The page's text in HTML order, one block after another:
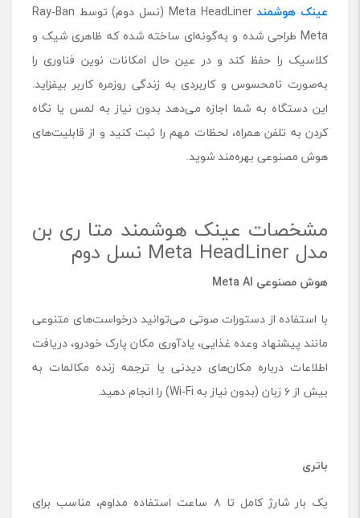
عینک هوشمند
Meta HeadLiner (نسل دوم) توسط Ray‑Ban
Meta طراحی شده و به‌گونه‌ای ساخته شده که ظاهری شیک و
کلاسیک را حفظ کند و در عین حال امکانات نوین فناوری را
به‌صورت نامحسوس و کاربردی به زندگی روزمره کاربر بیفزاید.
این دستگاه به شما اجازه می‌دهد بدون نیاز به لمس یا نگاه
کردن به تلفن همراه، لحظات مهم را ثبت کنید و از قابلیت‌های
هوش مصنوعی بهره‌مند شوید.
مشخصات عینک هوشمند متا ری بن
مدل Meta HeadLiner نسل دوم
هوش مصنوعی Meta AI
با استفاده از دستورات صوتی می‌توانید درخواست‌های متنوعی
مانند پیشنهاد وعده غذایی، یادآوری مکان پارک خودرو، دریافت
اطلاعات درباره مکان‌های دیدنی یا ترجمه زنده مکالمات به
بیش از ۶ زبان (بدون نیاز به Wi‑Fi) را انجام دهید.
باتری
یک بار شارژ کامل تا ۸ ساعت استفاده مداوم، مناسب برای